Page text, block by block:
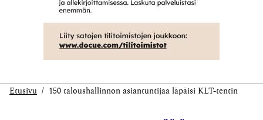
Etusivu 150 taloushallinnon asiantuntijaa läpäisi KLT-tentin